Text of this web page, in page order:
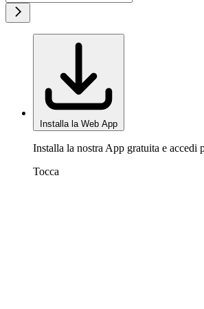
Installa la Web App
Installa la nostra App gratuita e accedi
Tocca